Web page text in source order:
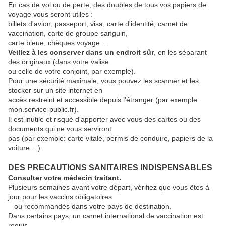
En cas de vol ou de perte, des doubles de tous vos papiers de
voyage vous seront utiles :
billets d'avion, passeport, visa, carte d'identité, carnet de
vaccination, carte de groupe sanguin,
carte bleue, chèques voyage ...
Veillez à les conserver dans un endroit sûr, en les séparant
des originaux (dans votre valise
ou celle de votre conjoint, par exemple).
Pour une sécurité maximale, vous pouvez les scanner et les
stocker sur un site internet en
accès restreint et accessible depuis l'étranger (par exemple :
mon.service-public.fr).
Il est inutile et risqué d'apporter avec vous des cartes ou des
documents qui ne vous serviront
pas (par exemple: carte vitale, permis de conduire, papiers de la
voiture ...).
DES PRECAUTIONS SANITAIRES INDISPENSABLES
Consulter votre médecin traitant.
Plusieurs semaines avant votre départ, vérifiez que vous êtes à
jour pour les vaccins obligatoires
ou recommandés dans votre pays de destination.
Dans certains pays, un carnet international de vaccination est